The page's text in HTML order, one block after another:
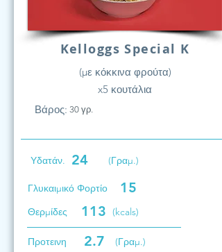
Kelloggs Special K
(με κόκκινα φρούτα)
x5 κουτάλια
Βάρος: 30 γρ.
Υδατάν. 24 (Γραμ.)
Γλυκαιμικό Φορτίο 15
Θερμίδες 113 (kcals)
Προτεινη 2.7
(Γραμ.)